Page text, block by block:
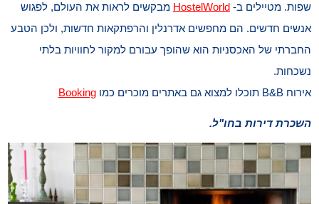
שפות. מטיילים ב-HostelWorld מבקשים לראות את העולם, לפגוש
אנשים חדשים. הם מחפשים אדרנלין והרפתקאות חדשות, ולכן הטבע
החברתי של האכסניות הוא שהופך עבורם למקור לחוויות בלתי
נשכחות.
אירוח B&B תוכלו למצוא גם באתרים מוכרים כמו
Booking
השכרת דירות בחו"ל.